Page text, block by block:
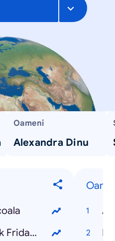
Oameni
Alexandra Dinu
Când este Black Friday 2021